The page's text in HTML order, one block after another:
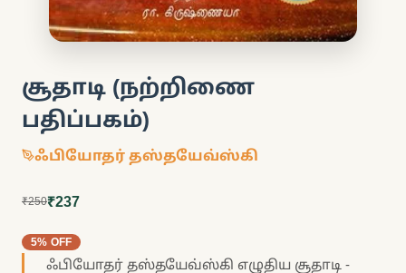
சூதாடி (நற்றிணை
பதிப்பகம்)
ஃபியோதர் தஸ்தயேவ்ஸ்கி
₹250₹237
5% OFF
ஃபியோதர் தஸ்தயேவ்ஸ்கி எழுதிய சூதாடி -